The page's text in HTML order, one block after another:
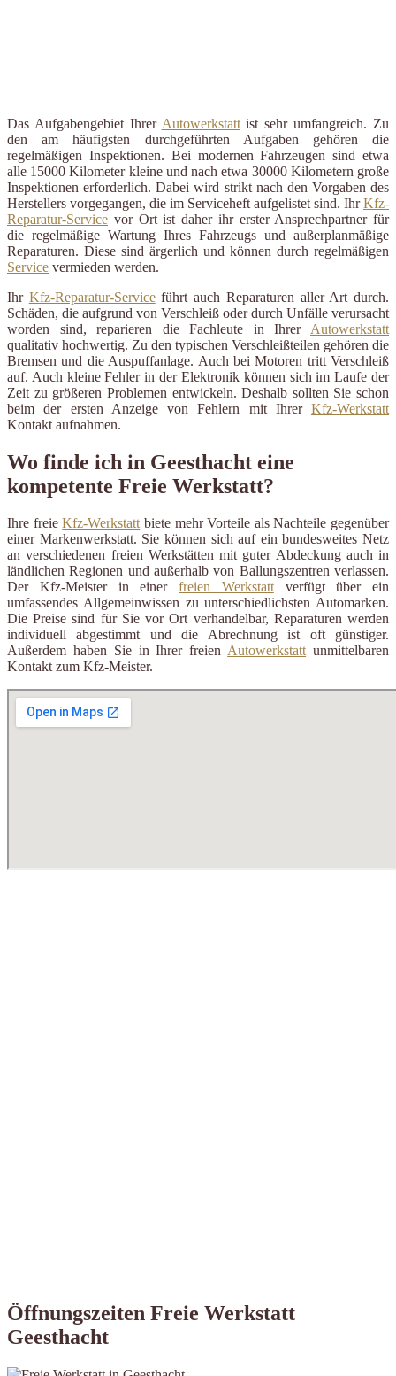
Das Aufgabengebiet Ihrer Autowerkstattist sehr umfangreich. Zu
den am häufigsten durchgeführten Aufgaben gehören die
regelmäßigen Inspektionen. Bei modernen Fahrzeugen sind etwa
alle 15000 Kilometer kleine und nach etwa 30000 Kilometern große
Inspektionen erforderlich. Dabei wird strikt nach den Vorgaben des
Herstellers vorgegangen, die im Serviceheft aufgelistet sind. IhrKfz-
Reparatur-Service vor Ort ist daher ihr erster Ansprechpartner für
die regelmäßige Wartung Ihres Fahrzeugs und außerplanmäßige
Reparaturen. Diese sind ärgerlich und können durch regelmäßigen
Service vermieden werden.
Ihr Kfz-Reparatur-Serviceführt auch Reparaturen aller Art durch.
Schäden, die aufgrund von Verschleiß oder durch Unfälle verursacht
worden sind, reparieren die Fachleute in Ihrer Autowerkstatt
qualitativ hochwertig. Zu den typischen Verschleißteilen gehören die
Bremsen und die Auspuffanlage. Auch bei Motoren tritt Verschleiß
auf. Auch kleine Fehler in der Elektronik können sich im Laufe der
Zeit zu größeren Problemen entwickeln. Deshalb sollten Sie schon
beim der ersten Anzeige von Fehlern mit Ihrer Kfz-Werkstatt
Kontakt aufnahmen.
Wo finde ich in Geesthacht eine
kompetente Freie Werkstatt?
Ihre freieKfz-Werkstattbiete mehr Vorteile als Nachteile gegenüber
einer Markenwerkstatt. Sie können sich auf ein bundesweites Netz
an verschiedenen freien Werkstätten mit guter Abdeckung auch in
ländlichen Regionen und außerhalb von Ballungszentren verlassen.
Der Kfz-Meister in einer freien Werkstattverfügt über ein
umfassendes Allgemeinwissen zu unterschiedlichsten Automarken.
Die Preise sind für Sie vor Ort verhandelbar, Reparaturen werden
individuell abgestimmt und die Abrechnung ist oft günstiger.
Außerdem haben Sie in Ihrer freienAutowerkstattunmittelbaren
Kontakt zum Kfz-Meister.
Öffnungszeiten Freie Werkstatt
Geesthacht